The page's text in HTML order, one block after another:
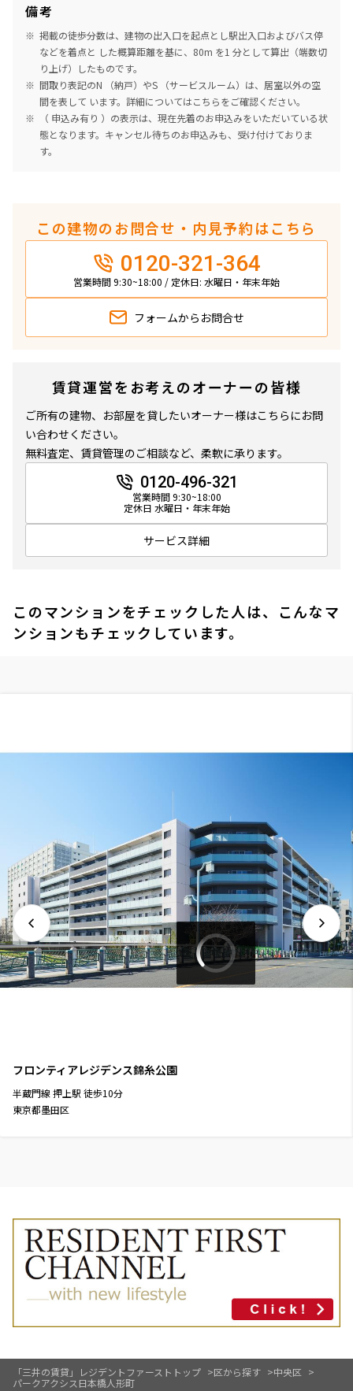
「三井の賃貸」レジデントファーストトップ 区から探す
中央区
パークアクシス日本橋人形町
備考
掲載の徒歩分数は、建物の出入口を起点とし駅出入口およびバス停
などを着点と した概算距離を基に、80m を1 分として算出（端数切
り上げ）したものです。
間取り表記のN （納戸）やS （サービスルーム）は、居室以外の空
間を表して います。詳細についてはこちらをご確認ください。
（ 申込み有り ）の表示は、現在先着のお申込みをいただいている状
態となります。キャンセル待ちのお申込みも、受け付けておりま
す。
この建物のお問合せ・内見予約はこちら
0120-321-364
営業時間 9:30~18:00 / 定休日: 水曜日・年末年始
フォームから お問合せ
賃貸運営をお考えのオーナーの皆様
ご所有の建物、お部屋を貸したいオーナー様はこちらにお問
い合わせください。
無料査定、賃貸管理のご相談など、柔軟に承ります。
0120-496-321
営業時間 9:30~18:00
定休日 水曜日・年末年始
サービス詳細
このマンションをチェックした人は、こんなマ
ンションもチェックしています。
フロンティアレジデンス錦糸公園
半蔵門線 押上駅 徒歩10分
東京都墨田区